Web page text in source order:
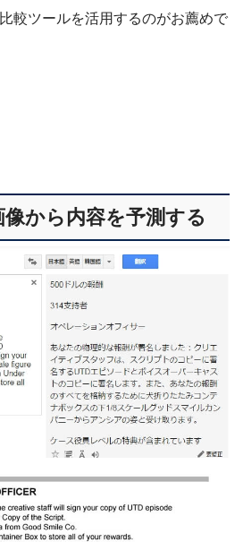
較ツールを活用するのがお薦めで
から内容を予測する